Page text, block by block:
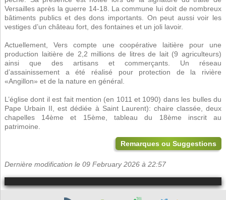
Versailles après la guerre 14-18. La commune lui doit de nombreux
bâtiments publics et des dons importants. On peut aussi voir les
vestiges d’un château fort, des fontaines et un joli lavoir.
Actuellement, Vers compte une coopérative laitière pour une
production laitière de 2,2 millions de litres de lait (9 agriculteurs)
ainsi que des artisans et commerçants. Un réseau
d’assainissement a été réalisé pour protection de la rivière
«Angillon» et de la nature en général.
L’église dont il est fait mention (en 1011 et 1090) dans les bulles du
Pape Urbain II, est dédiée à Saint Laurent): chaire classée, deux
chapelles 14ème et 15ème, tableau du 18ème inscrit au
patrimoine.
Remarques ou Suggestions
Dernière modification le 09 February 2026 à 22:57